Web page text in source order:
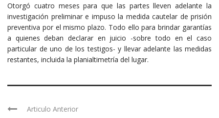
Otorgó cuatro meses para que las partes lleven adelante la
investigación preliminar e impuso la medida cautelar de prisión
preventiva por el mismo plazo. Todo ello para brindar garantías
a quienes deban declarar en juicio -sobre todo en el caso
particular de uno de los testigos- y llevar adelante las medidas
restantes, incluida la planialtimetría del lugar.
Articulo Anterior